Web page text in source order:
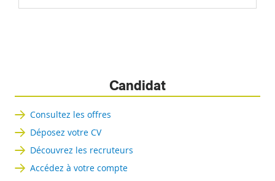
Candidat
Consultez les offres
Déposez votre CV
Découvrez les recruteurs
Accédez à votre compte